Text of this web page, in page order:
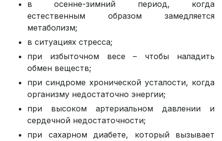
в осенне-зимний период, когда
естественным образом замедляется
метаболизм;
в ситуациях стресса;
при избыточном весе – чтобы наладить
обмен веществ;
при синдроме хронической усталости, когда
организму недостаточно энергии;
при высоком артериальном давлении и
сердечной недостаточности;
при сахарном диабете, который вызывает